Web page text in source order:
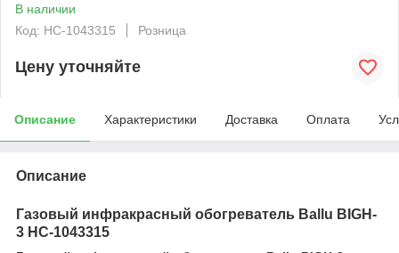
В наличии
Код: НС-1043315
Розница
Цену уточняйте
Описание Характеристики Доставка Оплата
Описание
Газовый инфракрасный обогреватель Ballu BIGH-
3 НС-1043315